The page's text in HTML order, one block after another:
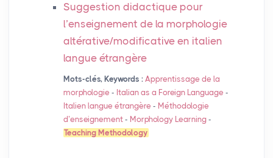
Suggestion didactique pour
l’enseignement de la morphologie
altérative/modificative en italien
langue étrangère
Mots-clés, Keywords : Apprentissage de la
morphologie - Italian as a Foreign Language -
Italien langue étrangère - Méthodologie
d’enseignement- Morphology Learning-
Teaching Methodology